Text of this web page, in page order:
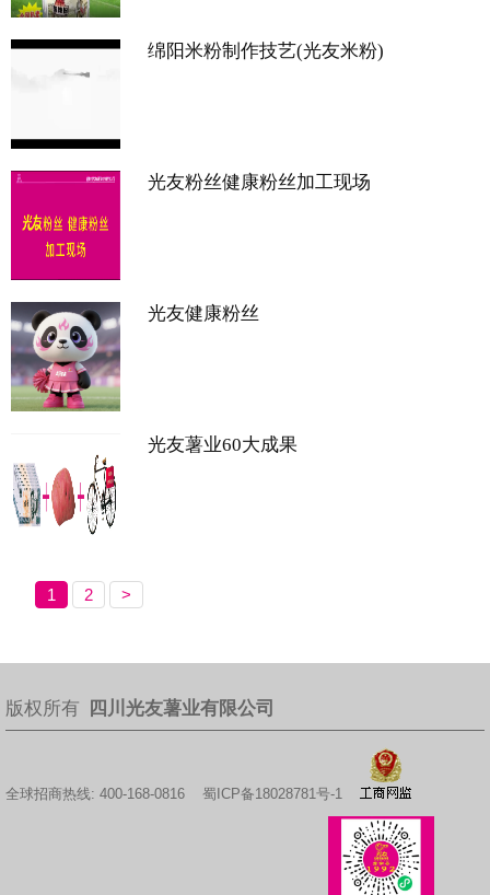
绵阳米粉制作技艺(光友米粉)
光友粉丝健康粉丝加工现场
光友健康粉丝
光友薯业60大成果
1 2 >
版权所有 四川光友薯业有限公司
全球招商热线: 400-168-0816 蜀ICP备18028781号-1